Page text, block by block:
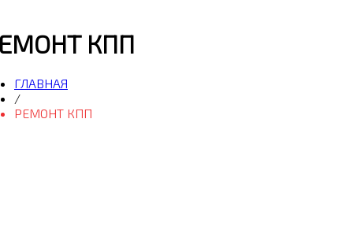
КПП
ГЛАВНАЯ
/
РЕМОНТ КПП